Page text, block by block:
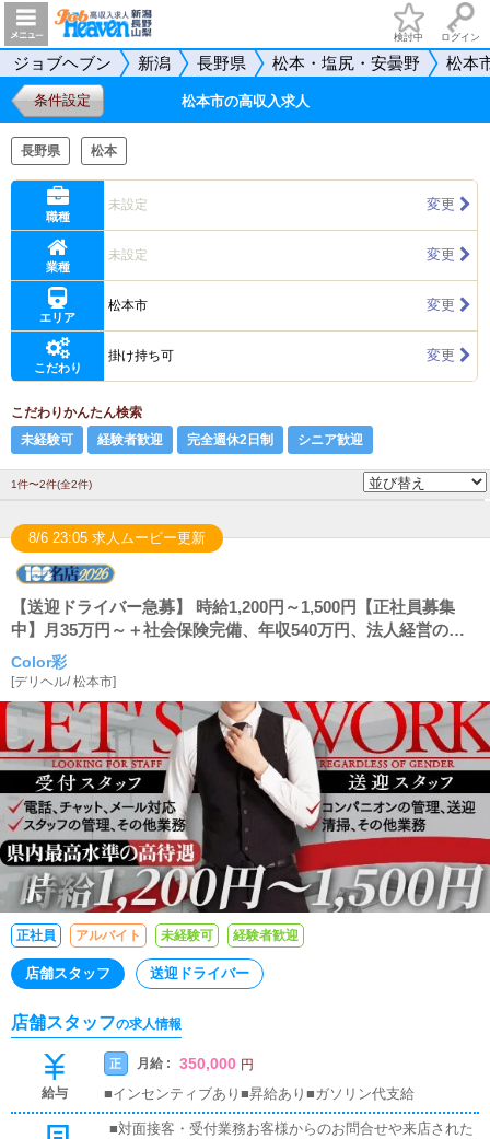
検討中 ログイン
ジョブヘブン 新潟 長野県 松本・塩尻・安曇野 松本
条件設定 松本市の高収入求人
長野県 松本
職種
未設定 変更
業種
未設定 変更
エリア
松本市 変更
こだわり
掛け持ち可 変更
こだわりかんたん検索
未経験可
経験者歓迎 完全週休2日制 シニア歓迎
1件〜2件(全2件)
8/6 23:05 求人ムービー更新
【送迎ドライバー急募】 時給1,200円～1,500円【正社員募集
中】月35万円～＋社会保険完備、年収540万円、法人経営の安
定した職場で働いてみませんか？
Color彩
[デリヘル/松本市]
正社員 アルバイト 未経験可 経験者歓迎
店舗スタッフ 送迎ドライバー
店舗スタッフの求人情報
給与
正 月給 : 350,000 円
■インセンティブあり■昇給あり■ガソリン代支給
■対面接客・受付業務お客様からのお問合せや来店された